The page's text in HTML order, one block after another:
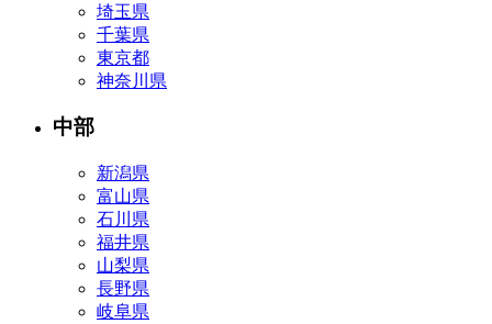
埼玉県
千葉県
東京都
神奈川県
中部
新潟県
富山県
石川県
福井県
山梨県
長野県
岐阜県